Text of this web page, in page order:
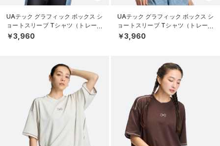
UAテック グラフィック ボックス シ
ョートスリーブ Tシャツ（トレーニ
ング/WOMEN）
￥3,960
UAテック グラフィック ボックス シ
ョートスリーブ Tシャツ（トレーニ
ング/WOMEN）
￥3,960